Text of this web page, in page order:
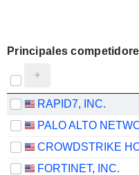
Principales
RAPID7, INC.
FORTINET, INC.